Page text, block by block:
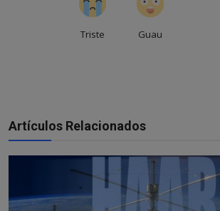
Triste Guau
Artículos Relacionados